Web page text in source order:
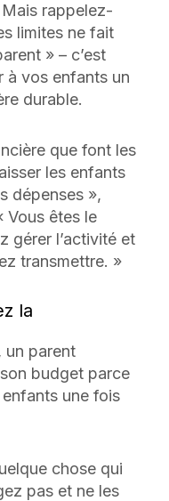
rappelez-
limites ne fait
» – c’est
à vos enfants un
durable.
que font les
les enfants
dépenses »,
Vous êtes le
gérer l’activité et
transmettre. »
la
un parent
budget parce
une fois
chose qui
pas et ne les